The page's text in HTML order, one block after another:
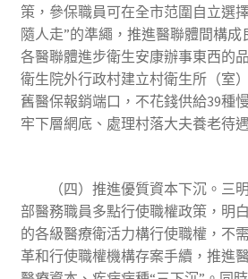
策，參保職員可在全市范圍自立選
隨人走”的準繩，推進醫聯體間構
各醫聯體進步衛生安康辦事東西的
衛生院外行政村建立村衛生所（室
舊醫保報銷端口，不花錢供給39種
牢下層網底、處理村落大夫養老待
（四）推進優質資本下沉。三明
部醫務職員多點行使職權政策，明
的各級醫療衛活力構行使職權，不
革和行使職權機構存案手續，推進